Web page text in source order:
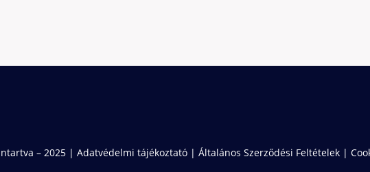
– 2025 | Adatvédelmi tájékoztató | Általános Szerződési Feltételek |